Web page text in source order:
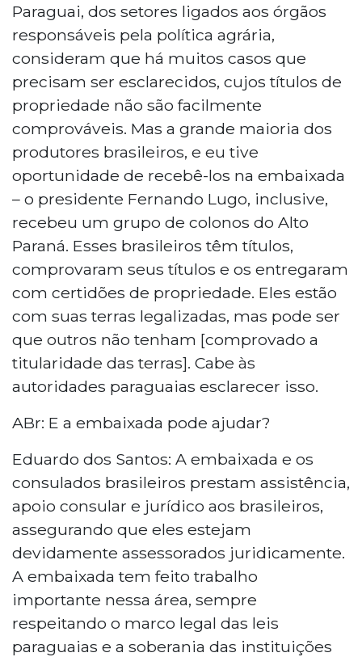
Paraguai, dos setores ligados aos órgãos
responsáveis pela política agrária,
consideram que há muitos casos que
precisam ser esclarecidos, cujos títulos de
propriedade não são facilmente
comprováveis. Mas a grande maioria dos
produtores brasileiros, e eu tive
oportunidade de recebê-los na embaixada
– o presidente Fernando Lugo, inclusive,
recebeu um grupo de colonos do Alto
Paraná. Esses brasileiros têm títulos,
comprovaram seus títulos e os entregaram
com certidões de propriedade. Eles estão
com suas terras legalizadas, mas pode ser
que outros não tenham [comprovado a
titularidade das terras]. Cabe às
autoridades paraguaias esclarecer isso.
ABr: E a embaixada pode ajudar?
Eduardo dos Santos: A embaixada e os
consulados brasileiros prestam assistência,
apoio consular e jurídico aos brasileiros,
assegurando que eles estejam
devidamente assessorados juridicamente.
A embaixada tem feito trabalho
importante nessa área, sempre
respeitando o marco legal das leis
paraguaias e a soberania das instituições